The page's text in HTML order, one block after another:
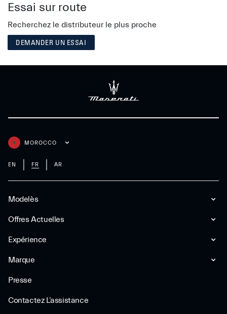
Essai sur route
Recherchez le distributeur le plus proche
DEMANDER UN ESSAI
Modelès
Offres Actuelles
Expérience
Marque
Presse
Contactez L’assistance
MOROCCO
EN FR AR